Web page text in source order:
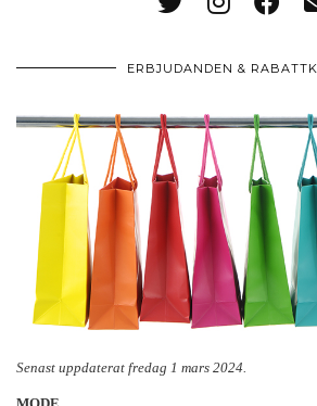
ERBJUDANDEN &
Senast uppdaterat fredag 1 mars 2024.